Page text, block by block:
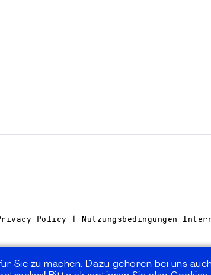
Policy | Nutzungsbedingungen
Sie zu machen. Dazu gehören bei uns